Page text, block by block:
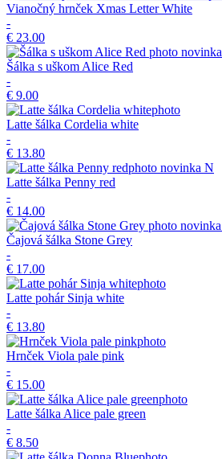
Vianočný hrnček Xmas Letter White
-
€ 23.00
novinka
Šálka s uškom Alice Red
-
€ 9.00
Latte šálka Cordelia white
-
€ 13.80
novinka N
Latte šálka Penny red
-
€ 14.00
novinka
Čajová šálka Stone Grey
-
€ 17.00
Latte pohár Sinja white
-
€ 13.80
Hrnček Viola pale pink
-
€ 15.00
Latte šálka Alice pale green
-
€ 8.50